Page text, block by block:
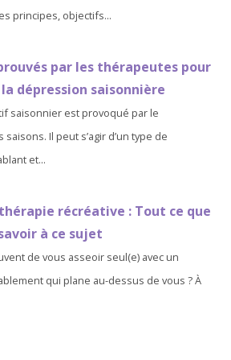
principes, objectifs...
par les thérapeutes pour
dépression saisonnière
saisonnier est provoqué par le
Il peut s’agir d’un type de
et...
récréative : Tout ce que
à ce sujet
de vous asseoir seul(e) avec un
qui plane au-dessus de vous ? À